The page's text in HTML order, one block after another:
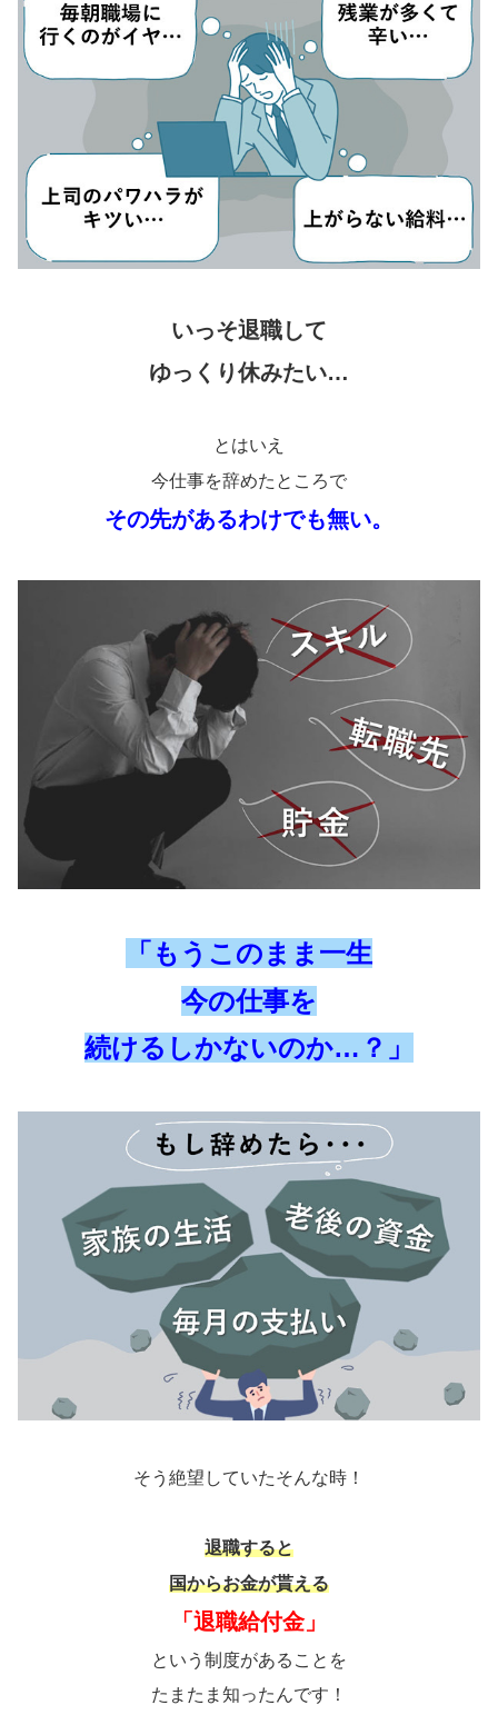
いっそ退職して
ゆっくり休みたい…
とはいえ
今仕事を辞めたところで
その先があるわけでも無い。
「もうこのまま一生
今の仕事を
続けるしかないのか…？」
そう絶望していたそんな時！
退職すると
国からお金が貰える
「退職給付金」
という制度があることを
たまたま知ったんです！